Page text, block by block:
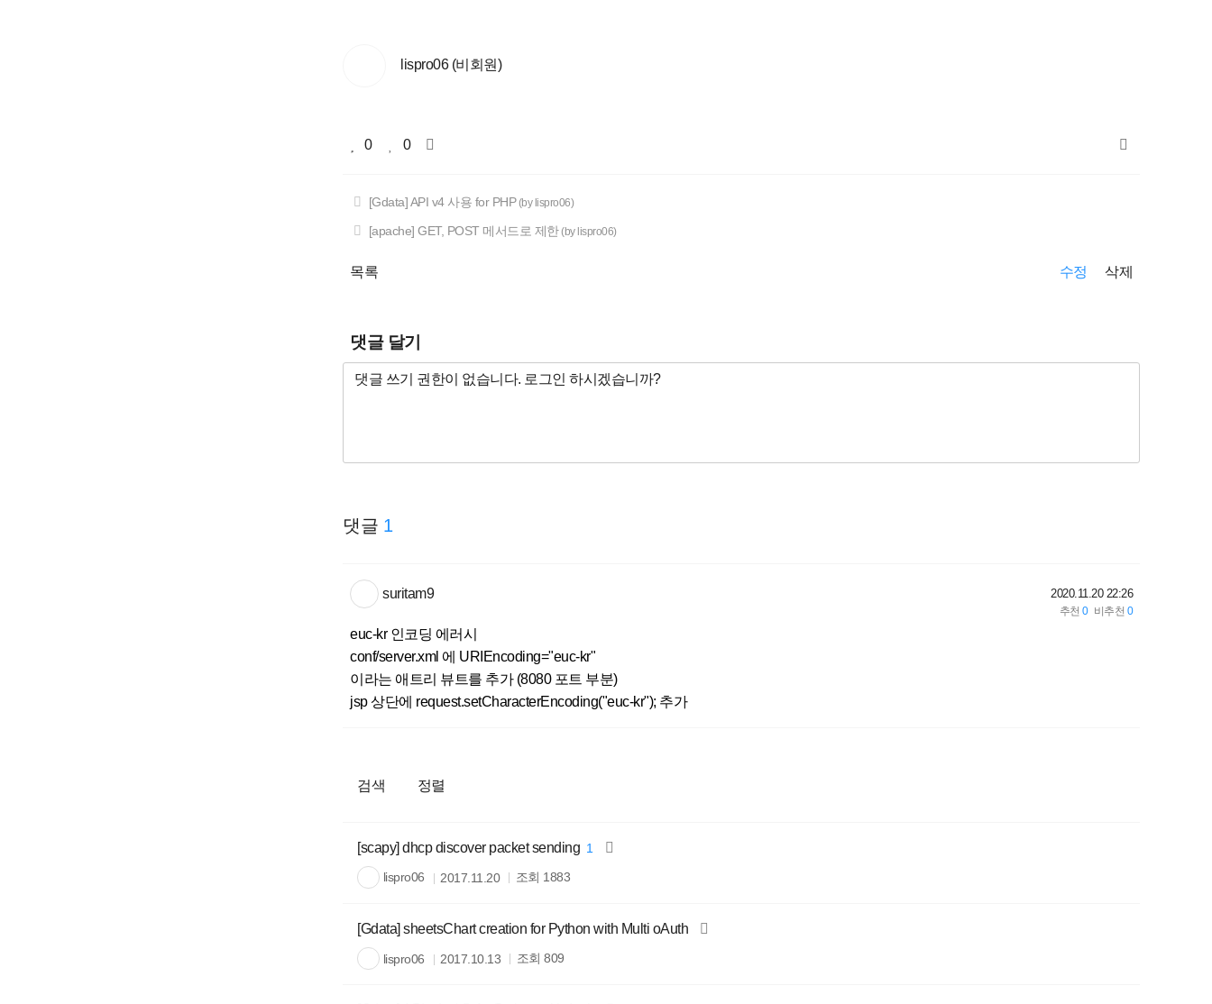
lispro06 (비회원)
0 0
[Gdata] API v4 사용 for PHP(by lispro06)
[apache] GET, POST 메서드로 제한(by lispro06)
목록 수정 삭제
댓글 달기
댓글 1
suritam9 2020.11.20 22:26
euc-kr 인코딩 에러시
conf/server.xml 에 URIEncoding="euc-kr"
이라는 애트리 뷰트를 추가 (8080 포트 부분)
jsp 상단에 request.setCharacterEncoding("euc-kr"); 추가
검색 정렬
[scapy] dhcp discover packet sending 1
lispro06 2017.11.20 조회 1883
[Gdata] sheetsChart creation for Python with Multi oAuth
lispro06 2017.10.13 조회809